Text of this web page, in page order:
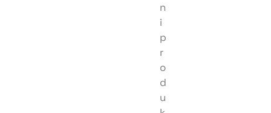
n
i
p
r
o
d
u